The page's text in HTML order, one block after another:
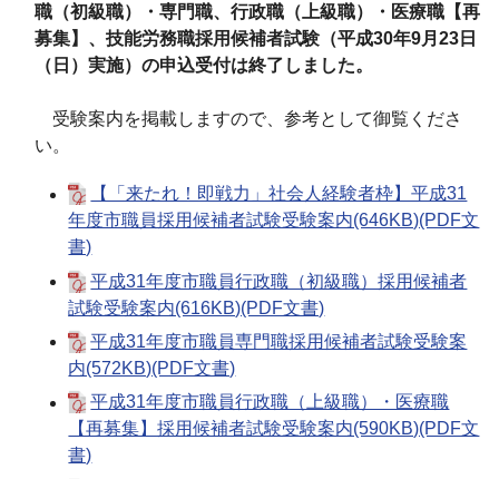
職（初級職）・専門職、行政職（上級職）・医療職【再
募集】、技能労務職採用候補者試験（平成30年9月23日
（日）実施）の申込受付は終了しました。
受験案内を掲載しますので、参考として御覧くださ
い。
【「来たれ！即戦力」社会人経験者枠】平成31
年度市職員採用候補者試験受験案内(646KB)(PDF文
書)
平成31年度市職員行政職（初級職）採用候補者
試験受験案内(616KB)(PDF文書)
平成31年度市職員専門職採用候補者試験受験案
内(572KB)(PDF文書)
平成31年度市職員行政職（上級職）・医療職
【再募集】採用候補者試験受験案内(590KB)(PDF文
書)